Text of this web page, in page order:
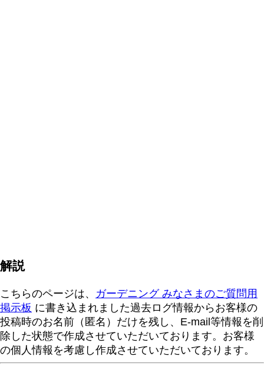
解説
こちらのページは、 ガーデニング みなさまのご質問用
掲示板 に書き込まれました過去ログ情報からお客様の
投稿時のお名前（匿名）だけを残し、E-mail等情報を削
除した状態で作成させていただいております。お客様
の個人情報を考慮し作成させていただいております。